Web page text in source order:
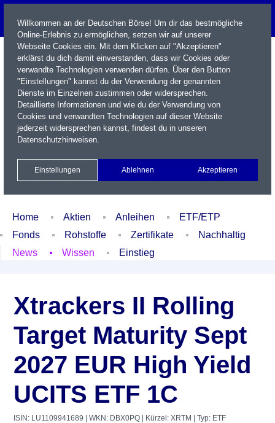
Name / WKN / ISIN / Kürzel
Xetra Realtime
Watchlist Portfolio Login
Home Aktien Anleihen
ETF/ETP
Fonds
Rohstoffe Zertifikate
Nachhaltig
News
Wissen Einstieg
Xtrackers II Rolling
Target Maturity Sept
2027 EUR High Yield
UCITS ETF 1C
ISIN: LU1109941689 | WKN: DBX0PQ | Kürzel: XRTM | Typ: ETF
Willkommen an der Deutschen Börse! Um dir das bestmögliche
Online-Erlebnis zu ermöglichen, setzen wir auf unserer
Webseite Cookies ein. Mit dem Klicken auf "Akzeptieren"
erklärst du dich damit einverstanden, dass wir Cookies oder
verwandte Technologien verwenden dürfen. Über den Button
"Einstellungen" kannst du der Verwendung der genannten
Dienste im Einzelnen zustimmen oder widersprechen.
Detaillierte Informationen und wie du der Verwendung von
Cookies und verwandten Technologien auf dieser Website
jederzeit widersprechen kannst, findest du in unseren
Datenschutzhinweisen.
Einstellungen Ablehnen Akzeptieren